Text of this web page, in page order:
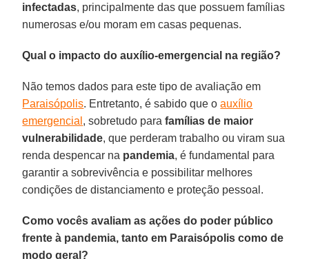
infectadas, principalmente das que possuem famílias
numerosas e/ou moram em casas pequenas.
Qual o impacto do auxílio-emergencial na região?
Não temos dados para este tipo de avaliação em
Paraisópolis. Entretanto, é sabido que oauxílio
emergencial , sobretudo para famílias de maior
vulnerabilidade, que perderam trabalho ou viram sua
renda despencar na pandemia, é fundamental para
garantir a sobrevivência e possibilitar melhores
condições de distanciamento e proteção pessoal.
Como vocês avaliam as ações do poder público
frente à pandemia, tanto em Paraisópolis como de
modo geral?